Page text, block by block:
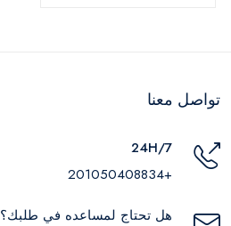
تواصل معنا
24H/7
+201050408834
هل تحتاج لمساعده في طلبك؟